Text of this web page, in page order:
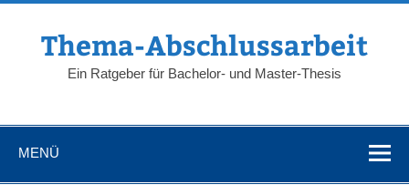
Zum
springenThema-Abschlussarbeit
Ein Ratgeber für Bachelor- und Master-Thesis
MENÜ